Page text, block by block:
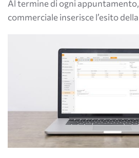
Al termine di ogni
commerciale inserisce l’esito